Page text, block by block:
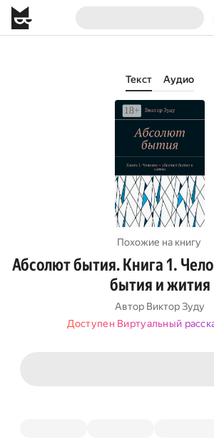
Текст Аудио
Похожие на книгу
Абсолют бытия. Книга 1.
бытия и жития
Автор Виктор Зуду
Доступен Виртуальный